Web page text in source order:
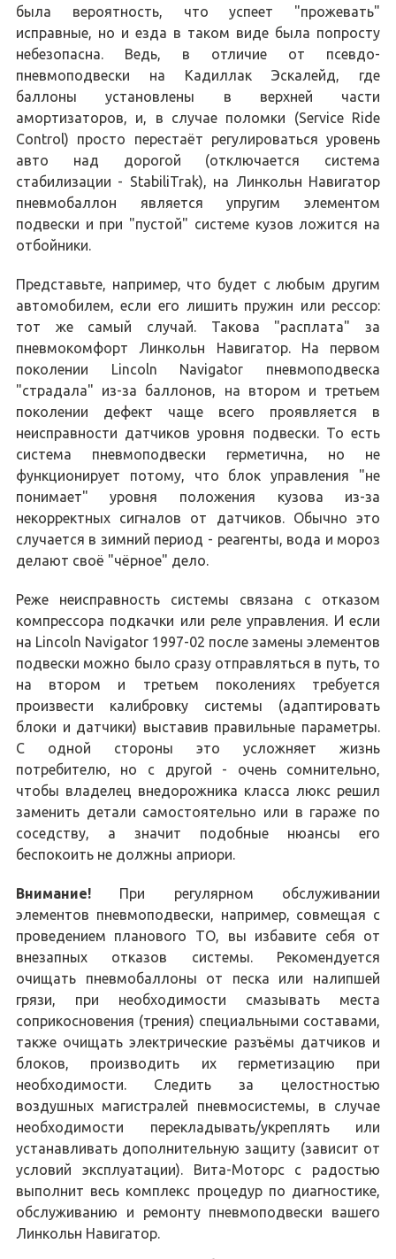
была вероятность, что успеет "прожевать"
исправные, но и езда в таком виде была попросту
небезопасна. Ведь, в отличие от псевдо-
пневмоподвески на Кадиллак Эскалейд, где
баллоны установлены в верхней части
амортизаторов, и, в случае поломки (Service Ride
Control) просто перестаёт регулироваться уровень
авто над дорогой (отключается система
стабилизации - StabiliTrak), на Линкольн Навигатор
пневмобаллон является упругим элементом
подвески и при "пустой" системе кузов ложится на
отбойники.
Представьте, например, что будет с любым другим
автомобилем, если его лишить пружин или рессор:
тот же самый случай. Такова "расплата" за
пневмокомфорт Линкольн Навигатор. На первом
поколении Lincoln Navigator пневмоподвеска
"страдала" из-за баллонов, на втором и третьем
поколении дефект чаще всего проявляется в
неисправности датчиков уровня подвески. То есть
система пневмоподвески герметична, но не
функционирует потому, что блок управления "не
понимает" уровня положения кузова из-за
некорректных сигналов от датчиков. Обычно это
случается в зимний период - реагенты, вода и мороз
делают своё "чёрное" дело.
Реже неисправность системы связана с отказом
компрессора подкачки или реле управления. И если
на Lincoln Navigator 1997-02 после замены элементов
подвески можно было сразу отправляться в путь, то
на втором и третьем поколениях требуется
произвести калибровку системы (адаптировать
блоки и датчики) выставив правильные параметры.
С одной стороны это усложняет жизнь
потребителю, но с другой - очень сомнительно,
чтобы владелец внедорожника класса люкс решил
заменить детали самостоятельно или в гараже по
соседству, а значит подобные нюансы его
беспокоить не должны априори.
Внимание!При регулярном обслуживании
элементов пневмоподвески, например, совмещая с
проведением планового ТО, вы избавите себя от
внезапных отказов системы. Рекомендуется
очищать пневмобаллоны от песка или налипшей
грязи, при необходимости смазывать места
соприкосновения (трения) специальными составами,
также очищать электрические разъёмы датчиков и
блоков, производить их герметизацию при
необходимости. Следить за целостностью
воздушных магистралей пневмосистемы, в случае
необходимости перекладывать/укреплять или
устанавливать дополнительную защиту (зависит от
условий эксплуатации). Вита-Моторс с радостью
выполнит весь комплекс процедур по диагностике,
обслуживанию и ремонту пневмоподвески вашего
Линкольн Навигатор.